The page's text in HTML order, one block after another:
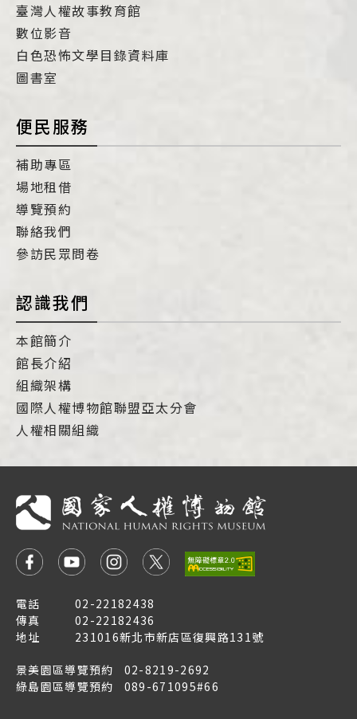
臺灣人權故事教育館
數位影音
白色恐怖文學目錄資料庫
圖書室
便民服務
補助專區
場地租借
導覽預約
聯絡我們
參訪民眾問卷
認識我們
本館簡介
館長介紹
組織架構
國際人權博物館聯盟亞太分會
人權相關組織
電話
02-22182438
傳真
02-22182436
地址
231016新北市新店區復興路131號
景美園區導覽預約
02-8219-2692
綠島園區導覽預約
089-671095#66